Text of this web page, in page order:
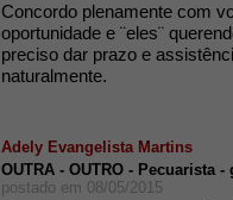
Concordo plenamente com
oportunidade e ¨eles¨
preciso dar prazo e
naturalmente.
Adely Evangelista Martins
OUTRA - OUTRO - Pecuarista
postado em 08/05/2015